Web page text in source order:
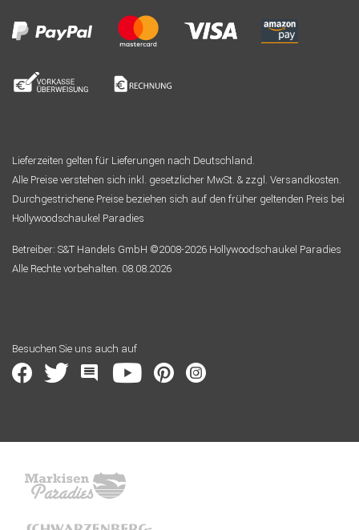
Lieferzeiten gelten für Lieferungen nach Deutschland.
Alle Preise verstehen sich inkl. gesetzlicher MwSt. & zzgl. Versandkosten.
Durchgestrichene Preise beziehen sich auf den früher geltenden Preis bei
Hollywoodschaukel Paradies
Betreiber: S&T Handels GmbH ©2008-2026 Hollywoodschaukel Paradies
Alle Rechte vorbehalten. 08.08.2026
Besuchen Sie uns auch auf